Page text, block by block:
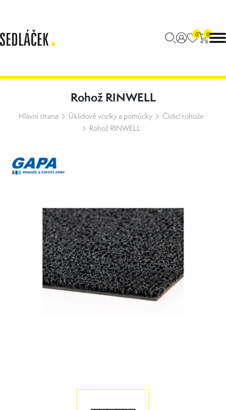
0 0
Rohož RINWELL
Hlavní strana Úklidové vozíky a pomůcky
Čisticí rohože
Rohož RINWELL